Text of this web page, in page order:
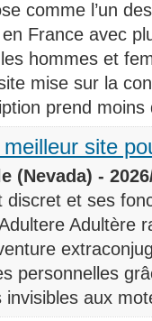
comme l’un
France avec
hommes et
mise sur la
prend
site
(Nevada) -
discret et ses
Adultère
personnelles
invisibles aux